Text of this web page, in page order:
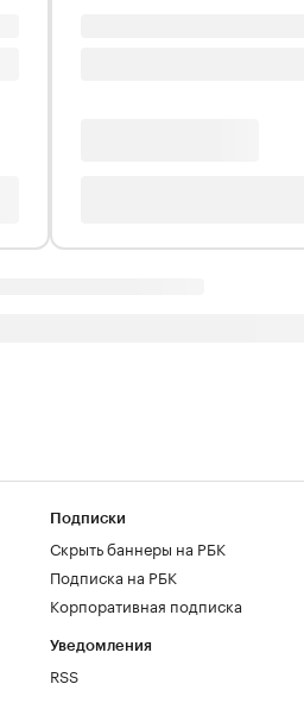
Подписки
Скрыть баннеры на РБК
Подписка на РБК
Корпоративная подписка
Уведомления
RSS